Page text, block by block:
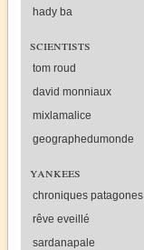
hady ba
scientists
tom roud
david monniaux
mixlamalice
geographedumonde
yankees
chroniques patagones
rêve eveillé
sardanapale